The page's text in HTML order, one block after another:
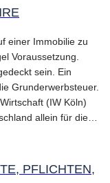
einer Immobilie zu
Voraussetzung.
sein. Ein
Grunderwerbsteuer.
(IW Köln)
allein für die…
PFLICHTEN,